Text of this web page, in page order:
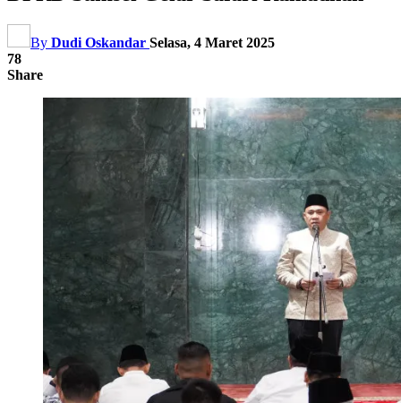
By Dudi Oskandar Selasa, 4 Maret 2025
78
Share